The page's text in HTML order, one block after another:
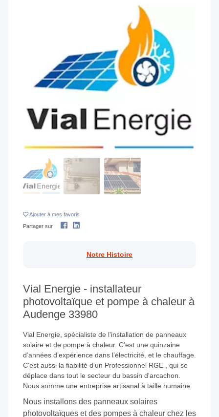
Previous
Ajouter à mes favoris
Partager sur
Notre Histoire
Vial Energie - installateur
photovoltaïque et pompe à chaleur à
Audenge 33980
Vial Energie, spécialiste de l'installation de panneaux
solaire et de pompe à chaleur. C’est une quinzaine
d’années d’expérience dans l’électricité, et le chauffage.
C’est aussi la fiabilité d’un Professionnel RGE , qui se
déplace dans tout le secteur du bassin d'arcachon.
Nous somme une entreprise artisanal à taille humaine.
Nous installons des panneaux solaires
photovoltaïques et des pompes à chaleur chez les